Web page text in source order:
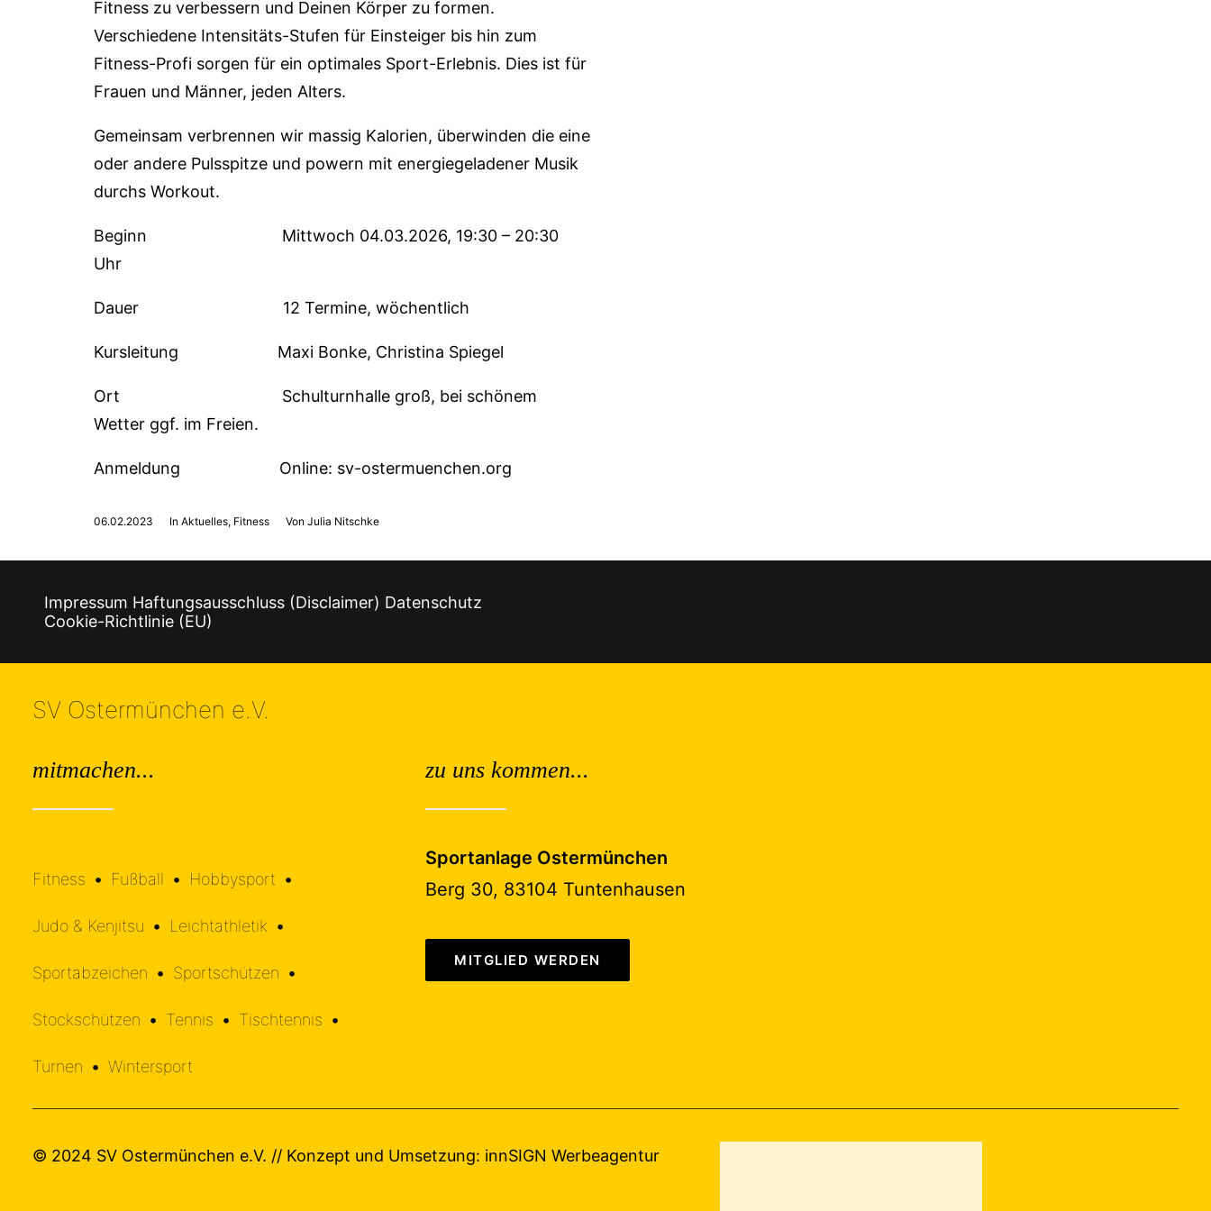
Fitness zu verbessern und Deinen Körper zu formen.
Verschiedene Intensitäts-Stufen für Einsteiger bis hin zum
Fitness-Profi sorgen für ein optimales Sport-Erlebnis. Dies ist für
Frauen und Männer, jeden Alters.
Gemeinsam verbrennen wir massig Kalorien, überwinden die eine
oder andere Pulsspitze und powern mit energiegeladener Musik
durchs Workout.
Beginn Mittwoch 04.03.2026, 19:30 – 20:30
Uhr
Dauer 12 Termine, wöchentlich
Kursleitung Maxi Bonke, Christina Spiegel
Ort Schulturnhalle groß, bei schönem
Wetter ggf. im Freien.
Anmeldung Online: sv-ostermuenchen.org
06.02.2023 In Aktuelles, Fitness Von Julia Nitschke
Impressum Haftungsausschluss (Disclaimer) Datenschutz
Cookie-Richtlinie (EU)
SV Ostermünchen e.V.
mitmachen...
Fitness • •
Fußball • •
Hobbysport •
•
Judo & Kenjitsu • •Leichtathletik •
•
Sportabzeichen • •
Sportschützen •
•
Stockschützen • •
Tennis • •
Tischtennis •
•
Turnen • •
Wintersport
zu uns kommen...
Sportanlage Ostermünchen
Berg 30, 83104 Tuntenhausen
MITGLIED WERDEN
© 2024 SV Ostermünchen e.V. // Konzept und Umsetzung: innSIGN Werbeagentur